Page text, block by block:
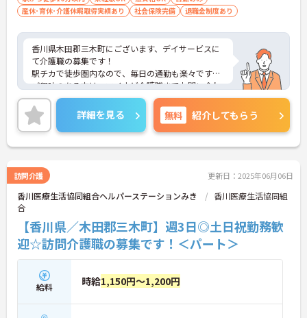
産休･育休･介護休暇取得実績あり
社会保険完備 退職金制度あり
香川県木田郡三木町にございます、デイサービスに
て介護職の募集です！
駅チカで徒歩圏内なので、毎日の通勤も楽々です♪
ご興味のある方は、マイナビ介護職までお問い合わ
せください。
詳細を見る 無料 紹介してもらう
訪問介護 更新日：2025年06月06日
香川医療生活協同組合ヘルパーステーションみき
香川医療生活協同組
合
【香川県／木田郡三木町】週3日◎土日祝勤務歓
迎☆訪問介護職の募集です！＜パート＞
給料 時給1,150円～1,200円